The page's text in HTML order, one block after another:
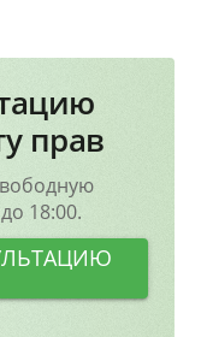
прав
18:00.